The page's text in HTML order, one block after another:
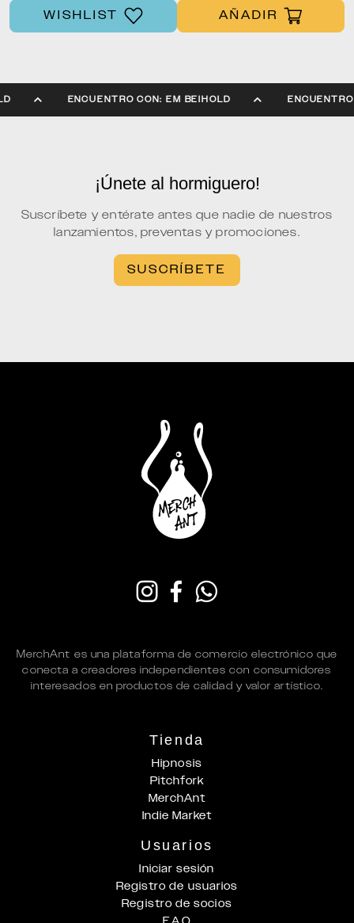
WISHLIST AÑADIR
ENCUENTRO CON: EM BEIHOLD
¡Únete al hormiguero!
Suscríbete y entérate antes que nadie de nuestros
lanzamientos, preventas y promociones.
SUSCRÍBETE
MerchAnt es una plataforma de comercio electrónico que
conecta a creadores independientes con consumidores
interesados en productos de calidad y valor artístico.
Tienda
Hipnosis
Pitchfork
MerchAnt
Indie Market
Usuarios
Iniciar sesión
Registro de usuarios
Registro de socios